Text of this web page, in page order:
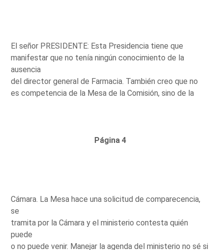
El señor PRESIDENTE: Esta Presidencia tiene que
manifestar que no tenía ningún conocimiento de la
ausencia
del director general de Farmacia. También creo que no
es competencia de la Mesa de la Comisión, sino de la
Página 4
Cámara. La Mesa hace una solicitud de comparecencia,
se
tramita por la Cámara y el ministerio contesta quién
puede
o no puede venir. Manejar la agenda del ministerio no sé si